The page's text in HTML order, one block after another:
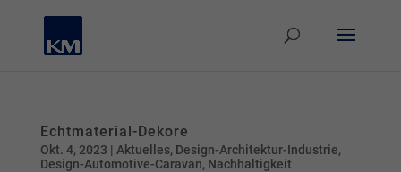
Echtmaterial-Dekore
Okt. 4, 2023 | Aktuelles, Design-Architektur-Industrie,
Design-Automotive-Caravan, Nachhaltigkeit